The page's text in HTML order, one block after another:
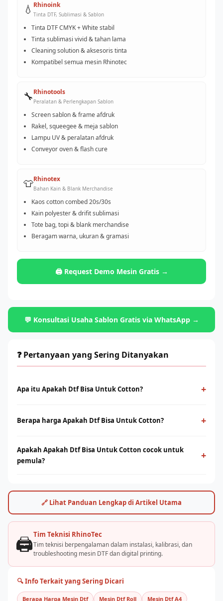
💧 Rhinoink
Tinta DTF, Sublimasi & Sablon
Tinta DTF CMYK + White stabil
Tinta sublimasi vivid & tahan lama
Cleaning solution & aksesoris tinta
Kompatibel semua mesin Rhinotec
🔧Rhinotools
Peralatan & Perlengkapan Sablon
Screen sablon & frame afdruk
Rakel, squeegee & meja sablon
Lampu UV & peralatan afdruk
Conveyor oven & flash cure
👕Rhinotex
Bahan Kain & Blank Merchandise
Kaos cotton combed 20s/30s
Kain polyester & drifit sublimasi
Tote bag, topi & blank merchandise
Beragam warna, ukuran & gramasi
🖨️ Request Demo Mesin Gratis →
💬 Konsultasi Usaha Sablon Gratis via WhatsApp →
❓ Pertanyaan yang Sering Ditanyakan
Apa itu Apakah Dtf Bisa Untuk Cotton? +
yang menggunakan film PET sebagai media transfer ke
Berapa harga Apakah Dtf Bisa Untuk Cotton? +
ukuran print head dan kapasitas produksi. Hubungi tim
RhinoCare untuk mendapatkan penawaran terbaik dan simulasi
Apakah Apakah Dtf Bisa Untuk Cotton cocok untuk
pemula?
+
dengan pelatihan yang tepat. Rhino Indonesia menyediakan
training dan pendampingan after-sales agar bisnis sablon Anda
🔗 Lihat Panduan Lengkap di Artikel Utama
🖨️Tim Teknisi RhinoTec
Tim teknisi berpengalaman dalam instalasi, kalibrasi, dan
troubleshooting mesin DTF dan digital printing.
🔍 Info Terkait yang Sering Dicari
Berapa Harga Mesin Dtf Mesin Dtf Roll Mesin Dtf A4